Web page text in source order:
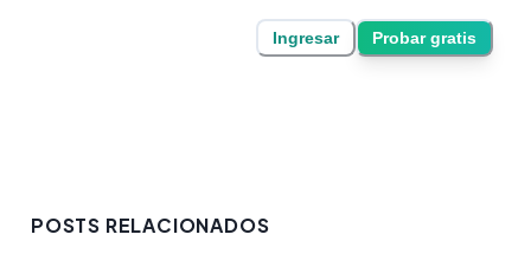
Ingresar Probar gratis
POSTS RELACIONADOS